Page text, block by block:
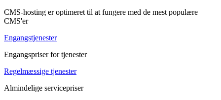
CMS-hosting er optimeret til at fungere med de mest populære
CMS'er
Engangstjenester
Engangspriser for tjenester
Regelmæssige tjenester
Almindelige servicepriser